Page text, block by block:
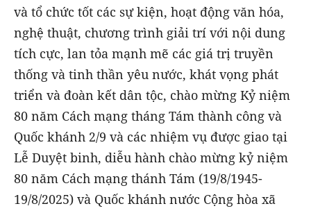
và tổ chức tốt các sự kiện, hoạt động văn hóa,
nghệ thuật, chương trình giải trí với nội dung
tích cực, lan tỏa mạnh mẽ các giá trị truyền
thống và tinh thần yêu nước, khát vọng phát
triển và đoàn kết dân tộc, chào mừng Kỷ niệm
80 năm Cách mạng tháng Tám thành công và
Quốc khánh 2/9 và các nhiệm vụ được giao tại
Lễ Duyệt binh, diễu hành chào mừng kỷ niệm
80 năm Cách mạng thánh Tám (19/8/1945-
19/8/2025) và Quốc khánh nước Cộng hòa xã